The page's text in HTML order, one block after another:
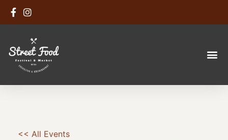
<< All Events